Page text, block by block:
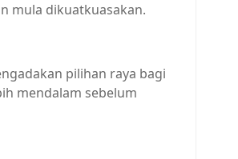
mula dikuatkuasakan.
pilihan raya bagi
mendalam sebelum